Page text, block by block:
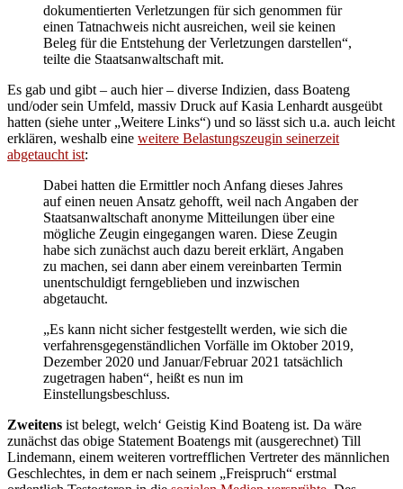
dokumentierten Verletzungen für sich genommen für
einen Tatnachweis nicht ausreichen, weil sie keinen
Beleg für die Entstehung der Verletzungen darstellen“,
teilte die Staatsanwaltschaft mit.
Es gab und gibt – auch hier – diverse Indizien, dass Boateng
und/oder sein Umfeld, massiv Druck auf Kasia Lenhardt ausgeübt
hatten (siehe unter „Weitere Links“) und so lässt sich u.a. auch leicht
erklären, weshalb eine weitere Belastungszeugin seinerzeit
abgetaucht ist:
Dabei hatten die Ermittler noch Anfang dieses Jahres
auf einen neuen Ansatz gehofft, weil nach Angaben der
Staatsanwaltschaft anonyme Mitteilungen über eine
mögliche Zeugin eingegangen waren. Diese Zeugin
habe sich zunächst auch dazu bereit erklärt, Angaben
zu machen, sei dann aber einem vereinbarten Termin
unentschuldigt ferngeblieben und inzwischen
abgetaucht.
„Es kann nicht sicher festgestellt werden, wie sich die
verfahrensgegenständlichen Vorfälle im Oktober 2019,
Dezember 2020 und Januar/Februar 2021 tatsächlich
zugetragen haben“, heißt es nun im
Einstellungsbeschluss.
Zweitens ist belegt, welch‘ Geistig Kind Boateng ist. Da wäre
zunächst das obige Statement Boatengs mit (ausgerechnet) Till
Lindemann, einem weiteren vortrefflichen Vertreter des männlichen
Geschlechtes, in dem er nach seinem „Freispruch“ erstmal